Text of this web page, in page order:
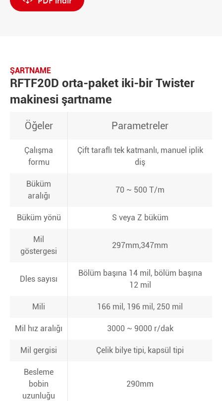
ŞARTNAME
RFTF20D orta-paket iki-bir Twister
makinesi şartname
Öğeler Parametreler
Çalışma
formu
Çift taraflı tek katmanlı, manuel iplik
diş
Büküm
aralığı
70 ~ 500 T/m
Büküm yönü S veya Z büküm
Mil
göstergesi
297mm,347mm
Dles sayısı
Bölüm başına 14 mil, bölüm başına
12 mil
Mili 166 mil, 196 mil, 250 mil
Mil hız aralığı 3000 ~ 9000 r/dak
Mil gergisi Çelik bilye tipi, kapsül tipi
Besleme
bobin
uzunluğu
290mm